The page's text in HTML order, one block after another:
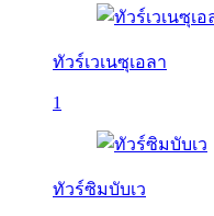
ทัวร์เวเนซุเอลา
1
ทัวร์ซิมบับเว